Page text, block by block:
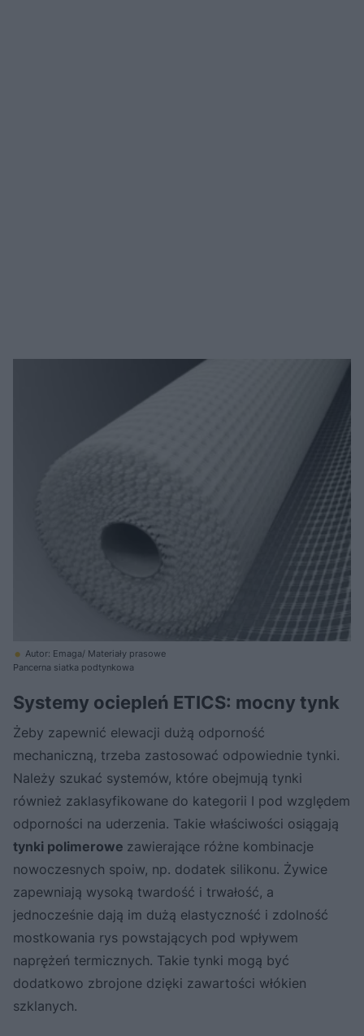
Autor: Emaga/ Materiały prasowe
Pancerna siatka podtynkowa
Systemy ociepleń ETICS: mocny tynk
Żeby zapewnić elewacji dużą odporność
mechaniczną, trzeba zastosować odpowiednie tynki.
Należy szukać systemów, które obejmują tynki
również zaklasyfikowane do kategorii I pod względem
odporności na uderzenia. Takie właściwości osiągają
tynki polimerowe zawierające różne kombinacje
nowoczesnych spoiw, np. dodatek silikonu. Żywice
zapewniają wysoką twardość i trwałość, a
jednocześnie dają im dużą elastyczność i zdolność
mostkowania rys powstających pod wpływem
naprężeń termicznych. Takie tynki mogą być
dodatkowo zbrojone dzięki zawartości włókien
szklanych.